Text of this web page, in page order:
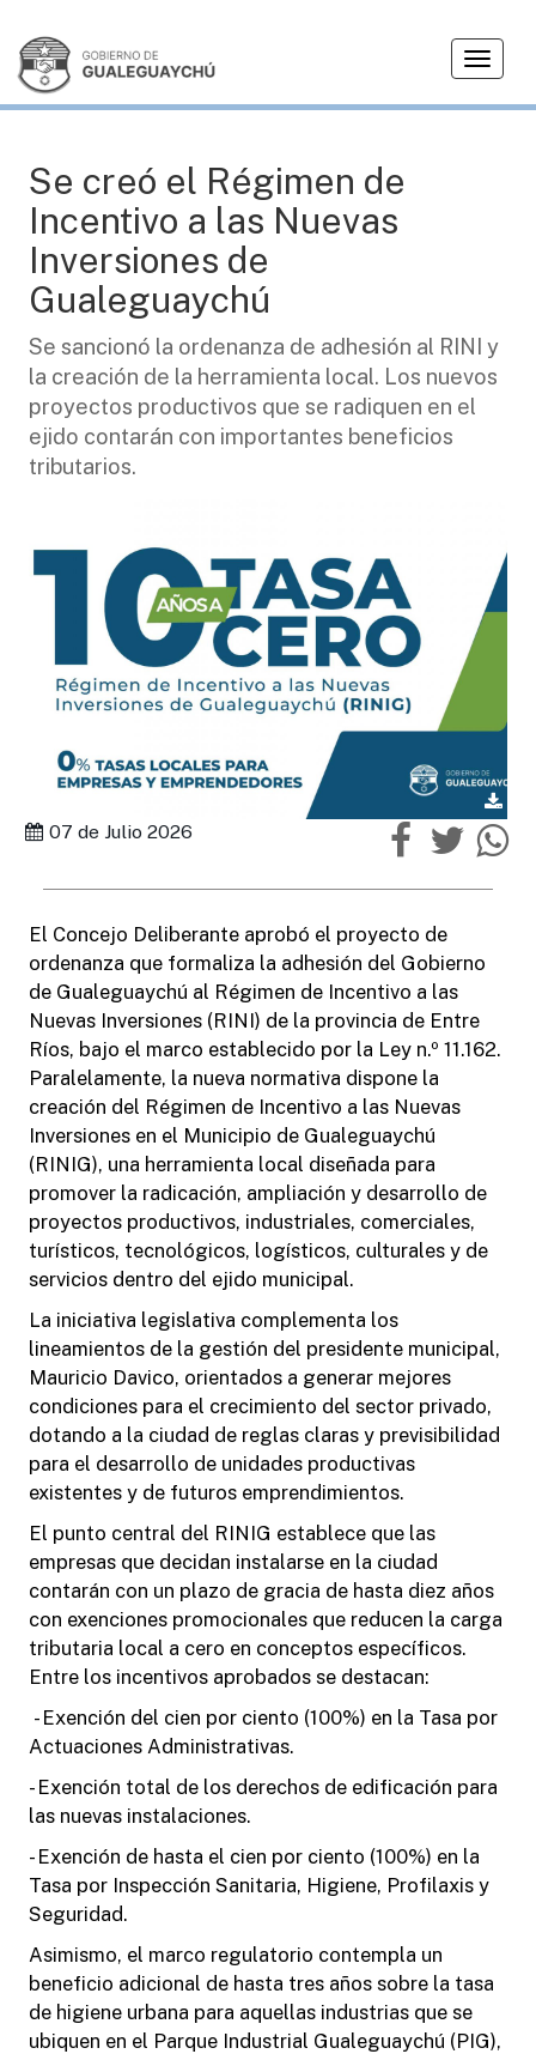
T
g
a
t
HCD
Se creó el Régimen de
Incentivo a las Nuevas
Inversiones de
Gualeguaychú
Se sancionó la ordenanza de adhesión al RINI y
la creación de la herramienta local. Los nuevos
proyectos productivos que se radiquen en el
ejido contarán con importantes beneficios
tributarios.
07 de Julio 2026
El Concejo Deliberante aprobó el proyecto de
ordenanza que formaliza la adhesión del Gobierno
de Gualeguaychú al Régimen de Incentivo a las
Nuevas Inversiones (RINI) de la provincia de Entre
Ríos, bajo el marco establecido por la Ley n.º 11.162.
Paralelamente, la nueva normativa dispone la
creación del Régimen de Incentivo a las Nuevas
Inversiones en el Municipio de Gualeguaychú
(RINIG), una herramienta local diseñada para
promover la radicación, ampliación y desarrollo de
proyectos productivos, industriales, comerciales,
turísticos, tecnológicos, logísticos, culturales y de
servicios dentro del ejido municipal.
La iniciativa legislativa complementa los
lineamientos de la gestión del presidente municipal,
Mauricio Davico, orientados a generar mejores
condiciones para el crecimiento del sector privado,
dotando a la ciudad de reglas claras y previsibilidad
para el desarrollo de unidades productivas
existentes y de futuros emprendimientos.
El punto central del RINIG establece que las
empresas que decidan instalarse en la ciudad
contarán con un plazo de gracia de hasta diez años
con exenciones promocionales que reducen la carga
tributaria local a cero en conceptos específicos.
Entre los incentivos aprobados se destacan:
- Exención del cien por ciento (100%) en la Tasa por
Actuaciones Administrativas.
- Exención total de los derechos de edificación para
las nuevas instalaciones.
- Exención de hasta el cien por ciento (100%) en la
Tasa por Inspección Sanitaria, Higiene, Profilaxis y
Seguridad.
Asimismo, el marco regulatorio contempla un
beneficio adicional de hasta tres años sobre la tasa
de higiene urbana para aquellas industrias que se
ubiquen en el Parque Industrial Gualeguaychú (PIG),